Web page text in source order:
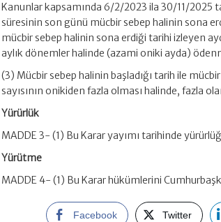
Kanunlar kapsamında 6/2/2023 ila 30/11/2025
süresinin son günü mücbir sebep halinin sona
mücbir sebep halinin sona erdiği tarihi izleyen
aylık dönemler halinde (azami oniki ayda)
(3) Mücbir sebep halinin başladığı tarih ile
sayısının onikiden fazla olması halinde, fazla
Yürürlük
MADDE 3- (1) Bu Karar yayımı tarihinde
Yürütme
MADDE 4- (1) Bu Karar hükümlerini
Facebook Twitter